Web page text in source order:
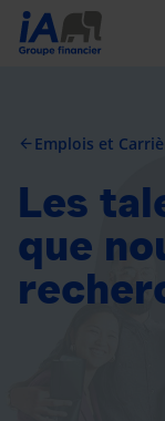
arrow_back Emplois et
Les
que